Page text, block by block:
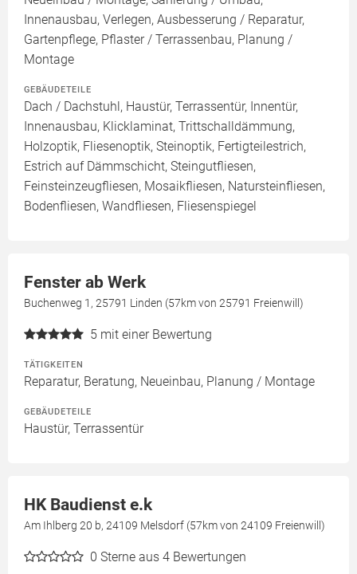
Innenausbau, Verlegen, Ausbesserung / Reparatur,
Gartenpflege, Pflaster / Terrassenbau, Planung /
Montage
GEBÄUDETEILE
Dach / Dachstuhl, Haustür, Terrassentür, Innentür,
Innenausbau, Klicklaminat, Trittschalldämmung,
Holzoptik, Fliesenoptik, Steinoptik, Fertigteilestrich,
Estrich auf Dämmschicht, Steingutfliesen,
Feinsteinzeugfliesen, Mosaikfliesen, Natursteinfliesen,
Bodenfliesen, Wandfliesen, Fliesenspiegel
Fenster ab Werk
Buchenweg 1, 25791 Linden (57km von 25791 Freienwill)
5 mit einer Bewertung
TÄTIGKEITEN
Reparatur, Beratung, Neueinbau, Planung / Montage
GEBÄUDETEILE
Haustür, Terrassentür
HK Baudienst e.k
Am Ihlberg 20 b, 24109 Melsdorf (57km von 24109 Freienwill)
0 Sterne aus 4 Bewertungen